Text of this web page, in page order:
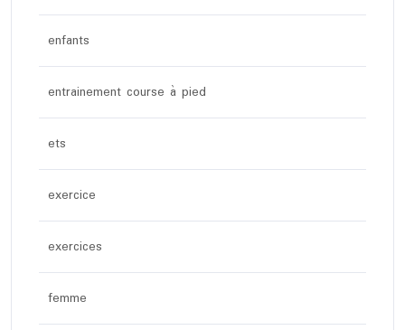
enfants
entrainement course à pied
ets
exercice
exercices
femme